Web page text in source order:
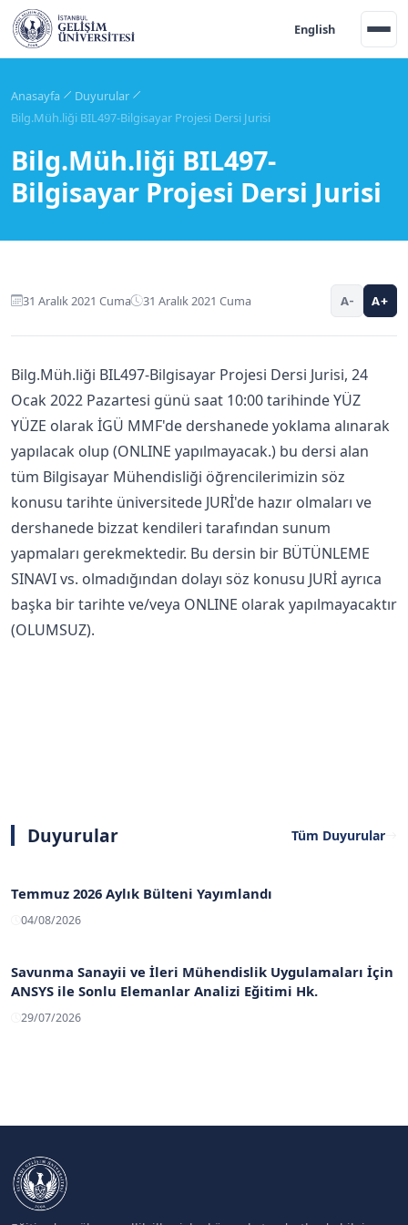
English
Anasayfa
Duyurular
Bilg.Müh.liği BIL497-Bilgisayar Projesi Dersi Jurisi
Bilg.Müh.liği BIL497-
Bilgisayar Projesi Dersi Jurisi
31 Aralık 2021 Cuma 31 Aralık 2021 Cuma A- A+
Bilg.Müh.liği BIL497-Bilgisayar Projesi Dersi Jurisi, 24
Ocak 2022 Pazartesi günü saat 10:00 tarihinde YÜZ
YÜZE olarak İGÜ MMF'de dershanede yoklama alınarak
yapılacak olup (ONLINE yapılmayacak.) bu dersi alan
tüm Bilgisayar Mühendisliği öğrencilerimizin söz
konusu tarihte üniversitede JURİ'de hazır olmaları ve
dershanede bizzat kendileri tarafından sunum
yapmaları gerekmektedir. Bu dersin bir BÜTÜNLEME
SINAVI vs. olmadığından dolayı söz konusu JURİ ayrıca
başka bir tarihte ve/veya ONLINE olarak yapılmayacaktır
(OLUMSUZ).
Duyurular Tüm Duyurular
Temmuz 2026 Aylık Bülteni Yayımlandı
04/08/2026
Savunma Sanayii ve İleri Mühendislik Uygulamaları İçin
ANSYS ile Sonlu Elemanlar Analizi Eğitimi Hk.
29/07/2026